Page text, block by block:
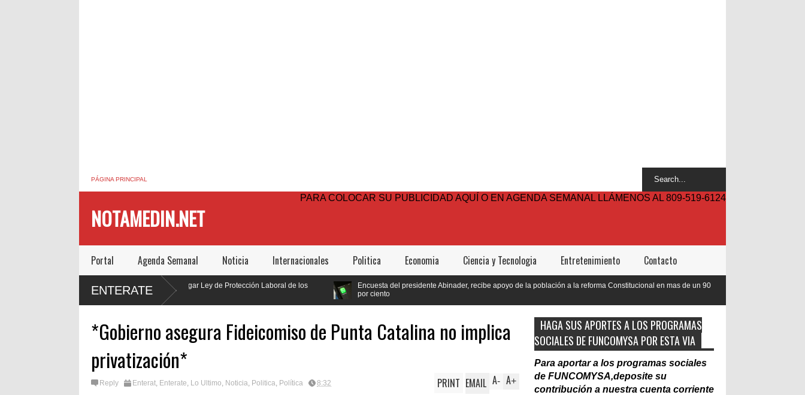
PÁGINA PRINCIPAL
NOTAMEDIN.NET
PARA COLOCAR SU PUBLICIDAD AQUÍ O EN AGENDA SEMANAL LLÁMENOS AL 809-519-6124
Portal Agenda Semanal Noticia Internacionales Politica Economia Ciencia y Tecnologia Entretenimiento Contacto
ENTERATE
Luis Abinader hará justicia al promulgar Ley de Protección Laboral de los
Encuesta del presidente Abinader, recibe apoyo de la población a la reforma Constitucional en mas de un 90
Nacionalización del Trabajo, un
*Gobierno asegura Fideicomiso de Punta Catalina no implica
privatización*
Reply Enterat, Enterate, Lo Ultimo, Noticia, Politica, Política 8:32 A+
A-
PRINT EMAIL
HAGA SUS APORTES A LOS PROGRAMAS
SOCIALES DE FUNCOMYSA POR ESTA VIA
Para aportar a los programas sociales
de FUNCOMYSA,deposite su
contribución a nuestra cuenta corriente